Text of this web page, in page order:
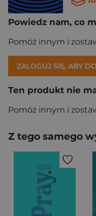
Powiedz nam, co
Pomóż innym i
ZALOGUJ SIĘ, ABY
Ten produkt nie
Pomóż innym i
Z tego samego